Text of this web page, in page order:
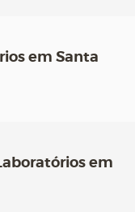
em Santa
em